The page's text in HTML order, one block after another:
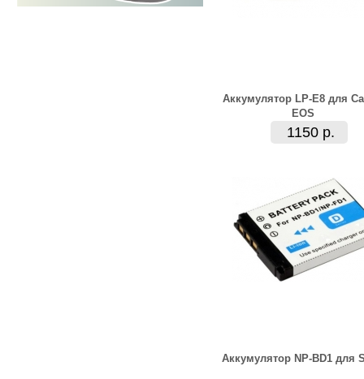
Аккумулятор LP-E8 для
EOS
1150 р.
Аккумулятор NP-BD1 для